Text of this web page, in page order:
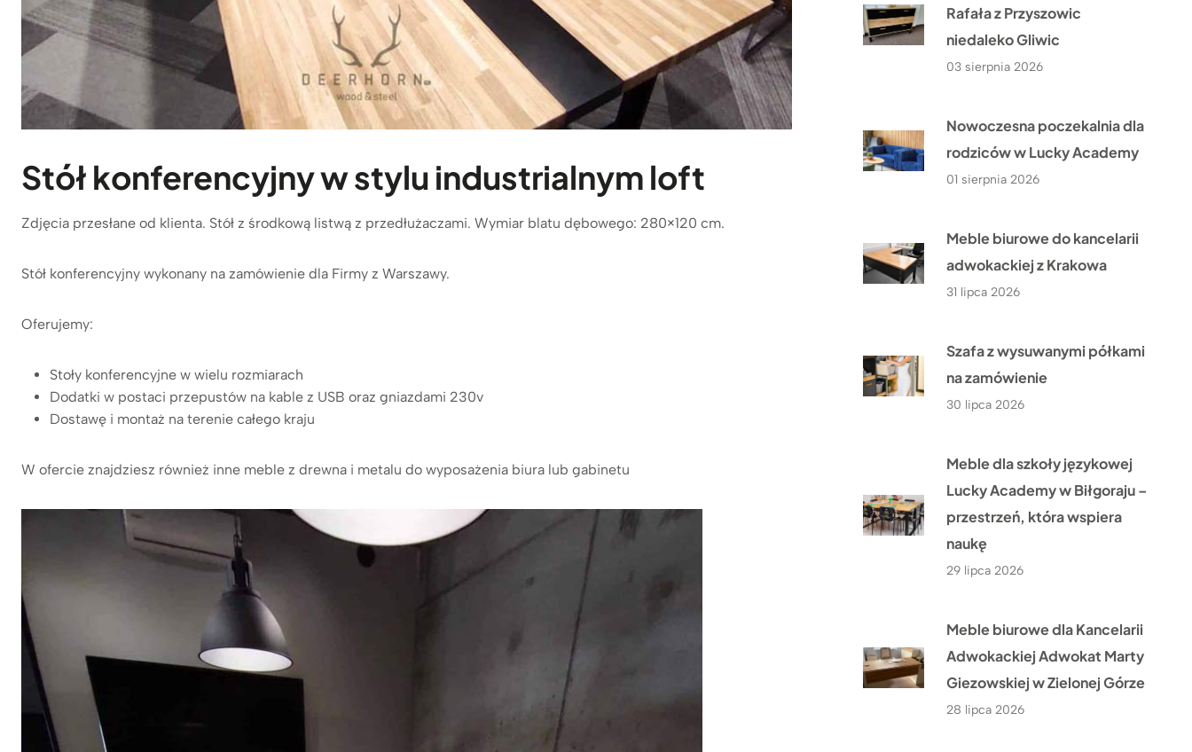
Stół konferencyjnyw stylu industrialnym loft
Zdjęcia przesłane od klienta. Stół z środkową listwą z przedłużaczami. Wymiar blatu dębowego: 280×120 cm.
Stół konferencyjny wykonany na zamówienie dla Firmy z Warszawy.
Oferujemy:
Stoły konferencyjne w wielu rozmiarach
Dodatki w postaci przepustów na kable z USB oraz gniazdami 230v
Dostawę i montaż na terenie całego kraju
W ofercie znajdziesz również inne meble z drewna i metalu do wyposażenia biura lub gabinetu
Rafała z Przyszowic
niedaleko Gliwic
03 sierpnia 2026
Nowoczesna poczekalnia dla
rodziców w Lucky Academy
01 sierpnia 2026
Meble biurowe do kancelarii
adwokackiej z Krakowa
31 lipca 2026
Szafa z wysuwanymi półkami
na zamówienie
30 lipca 2026
Meble dla szkoły językowej
Lucky Academy w Biłgoraju –
przestrzeń, która wspiera
naukę
29 lipca 2026
Meble biurowe dla Kancelarii
Adwokackiej Adwokat Marty
Giezowskiej w Zielonej Górze
28 lipca 2026